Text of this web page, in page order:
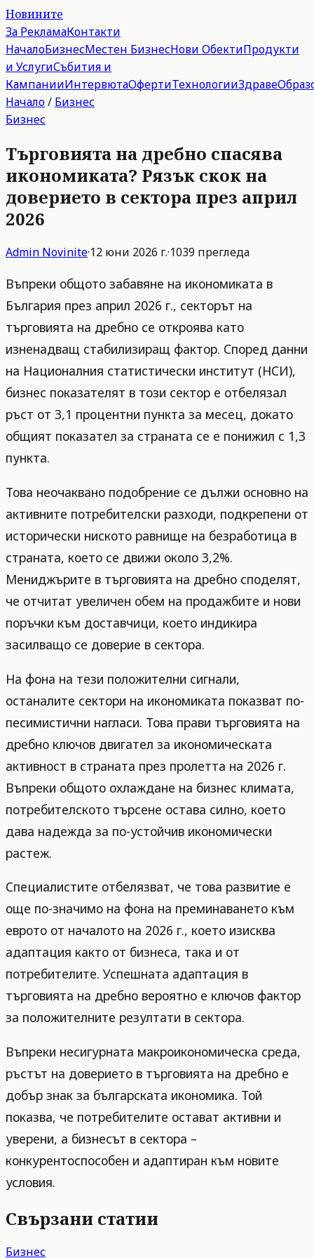
Новините
За РекламаКонтакти
НачалоБизнесМестен БизнесНови ОбектиПродукти
и УслугиСъбития и
КампанииИнтервютаОфертиТехнологииЗдраве
Начало/ Бизнес
Бизнес
Търговията на дребно спасява
икономиката? Рязък скок на
доверието в сектора през април
2026
Admin Novinite·12 юни 2026 г.·1039 прегледа
Въпреки общото забавяне на икономиката в
България през април 2026 г., секторът на
търговията на дребно се откроява като
изненадващ стабилизиращ фактор. Според данни
на Националния статистически институт (НСИ),
бизнес показателят в този сектор е отбелязал
ръст от 3,1 процентни пункта за месец, докато
общият показател за страната се е понижил с 1,3
пункта.
Това неочаквано подобрение се дължи основно на
активните потребителски разходи, подкрепени от
исторически ниското равнище на безработица в
страната, което се движи около 3,2%.
Мениджърите в търговията на дребно споделят,
че отчитат увеличен обем на продажбите и нови
поръчки към доставчици, което индикира
засилващо се доверие в сектора.
На фона на тези положителни сигнали,
останалите сектори на икономиката показват по-
песимистични нагласи. Това прави търговията на
дребно ключов двигател за икономическата
активност в страната през пролетта на 2026 г.
Въпреки общото охлаждане на бизнес климата,
потребителското търсене остава силно, което
дава надежда за по-устойчив икономически
растеж.
Специалистите отбелязват, че това развитие е
още по-значимо на фона на преминаването към
еврото от началото на 2026 г., което изисква
адаптация както от бизнеса, така и от
потребителите. Успешната адаптация в
търговията на дребно вероятно е ключов фактор
за положителните резултати в сектора.
Въпреки несигурната макроикономическа среда,
ръстът на доверието в търговията на дребно е
добър знак за българската икономика. Той
показва, че потребителите остават активни и
уверени, а бизнесът в сектора –
конкурентоспособен и адаптиран към новите
условия.
Свързани статии
Бизнес